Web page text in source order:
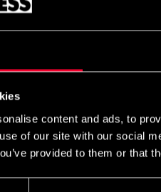
content and ads, to
of our site with our social
provided to them or that
Adidas Sengrui Jacket WT